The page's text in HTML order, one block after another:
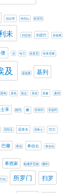
但以理 何烈山 何珥玛
未 利百加 别是巴 加低斯
含 哈兰 哈拿尼 哈拿尼雅
及 基低斯 基列
基甸 基色 基达 基述 基遍 夏琐
革 她玛 嫩 安得烈 安提阿
尼陀法 尼革夫 居鲁士 巴兰
巴珊 希伯 希伯仑 希伯伦
希西家 帖撒罗尼迦 幔利
伯 所罗门 扫罗